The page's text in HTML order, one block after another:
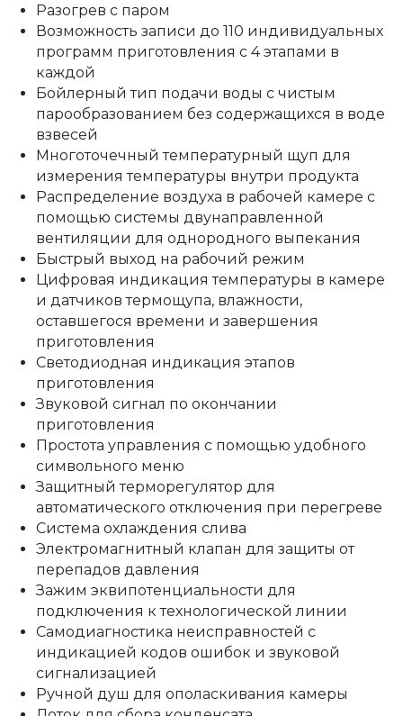
Разогрев с паром
Возможность записи до 110 индивидуальных
программ приготовления с 4 этапами в
каждой
Бойлерный тип подачи воды с чистым
парообразованием без содержащихся в воде
взвесей
Многоточечный температурный щуп для
измерения температуры внутри продукта
Распределение воздуха в рабочей камере с
помощью системы двунаправленной
вентиляции для однородного выпекания
Быстрый выход на рабочий режим
Цифровая индикация температуры в камере
и датчиков термощупа, влажности,
оставшегося времени и завершения
приготовления
Светодиодная индикация этапов
приготовления
Звуковой сигнал по окончании
приготовления
Простота управления с помощью удобного
символьного меню
Защитный терморегулятор для
автоматического отключения при перегреве
Система охлаждения слива
Электромагнитный клапан для защиты от
перепадов давления
Зажим эквипотенциальности для
подключения к технологической линии
Самодиагностика неисправностей с
индикацией кодов ошибок и звуковой
сигнализацией
Ручной душ для ополаскивания камеры